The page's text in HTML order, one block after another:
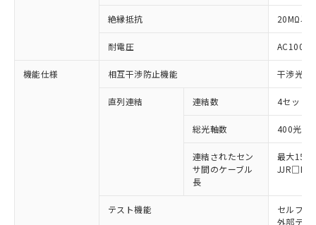
絶縁抵抗 20MΩ以
耐電圧
機能仕様 相互干渉防止機能 干渉光回
直列連結 連結数 4セット
総光軸数 400光軸
連結されたセン
サ間のケーブル
長
最大15m
JJR□L）
テスト機能
セルフテ
外部テス
ご利用条件
本サービスは、当社制御機器事業取扱
商品の当社在庫状況および標準価格
(税抜)を提供させていただくもので
当社制御機器事業取扱商品の中には、
対応済み：EU RoHS指令（10物質）の
非含有に対応した製品が提供可能な商品で
有に対応した製品に切り替える予定のある
対応予定なし：EU RoHS指令（10物質）の
非含有の対応状況を調査中または確認中の
非該当品：ライセンス料など無形物で、有
害物質有無と関係のない商品です。
「○」：最大均質材料含有率が中国RoHSの
基準値以下であることを示します。
「×」：最大均質材料含有率が中国RoHSの